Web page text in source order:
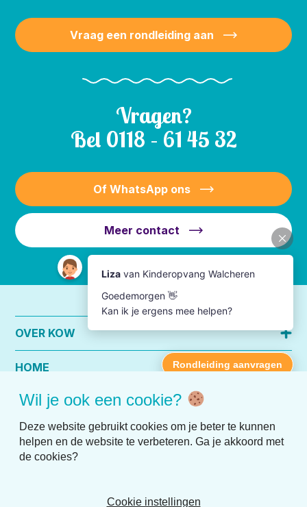
Vraag een rondleiding aan
Vragen?
Bel 0118 – 61 45 32
Of WhatsApp ons
Meer contact
OVER KOW
HOME
PRAKTISCHE INFO
Wil je ook een cookie?
Deze website gebruikt cookies om je beter te kunnen
helpen en de website te verbeteren. Ga je akkoord met
de cookies?
Cookie instellingen